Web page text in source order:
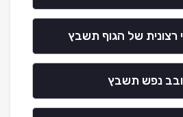
רצונית של הגוף תשבץ
נפש תשבץ